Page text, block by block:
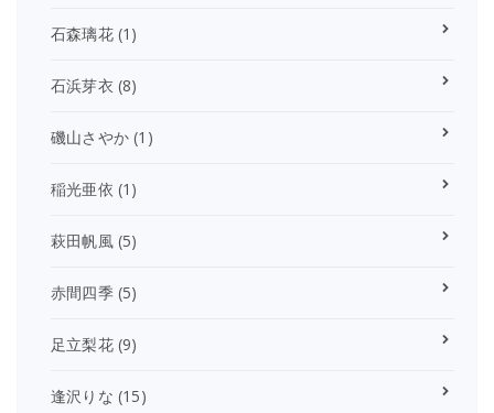
石森璃花(1)
石浜芽衣 (8)
磯山さやか (1)
稲光亜依 (1)
萩田帆風(5)
赤間四季(5)
足立梨花(9)
逢沢りな (15)